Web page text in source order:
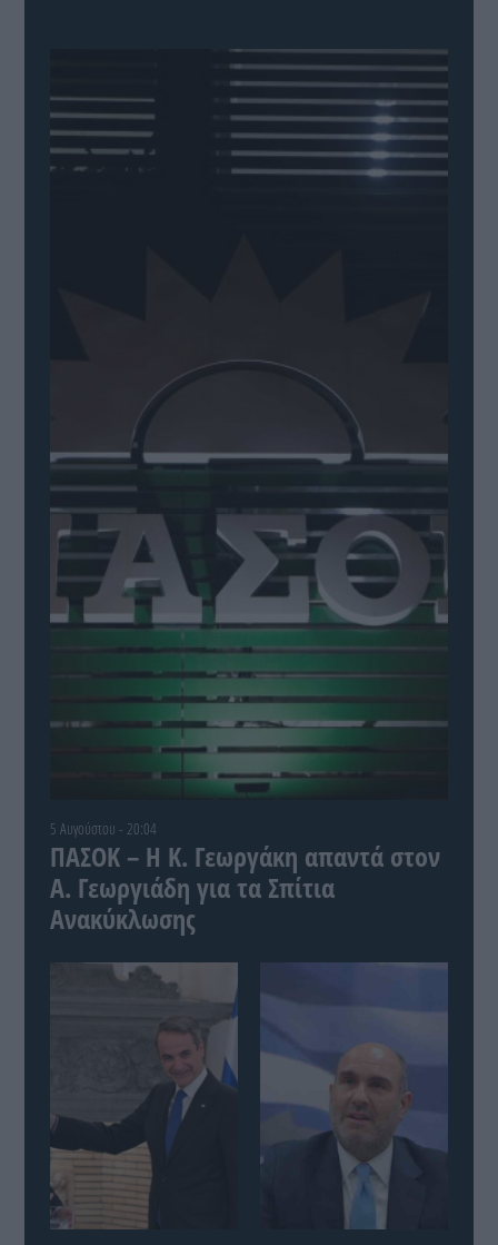
5 Αυγούστου - 20:04
ΠΑΣΟΚ – Η Κ. Γεωργάκη απαντά στον
Α. Γεωργιάδη για τα Σπίτια
Ανακύκλωσης